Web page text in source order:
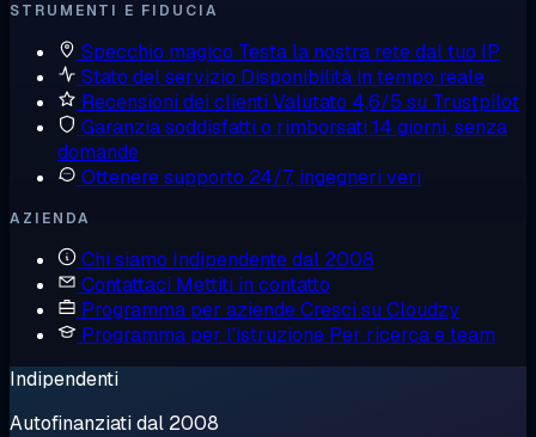
STRUMENTI E FIDUCIA
Specchio magico Testa la nostra rete dal tuo IP
Stato del servizio Disponibilità in tempo reale
Recensioni dei clienti Valutato 4,6/5 su Trustpilot
Garanzia soddisfatti o rimborsati 14 giorni, senza
domande
Ottenere supporto 24/7, ingegneri veri
AZIENDA
Chi siamo Indipendente dal 2008
Contattaci Mettiti in contatto
Programma per aziendeCresci su Cloudzy
Programma per l'istruzione Per ricerca e team
Indipendenti
Autofinanziati dal 2008